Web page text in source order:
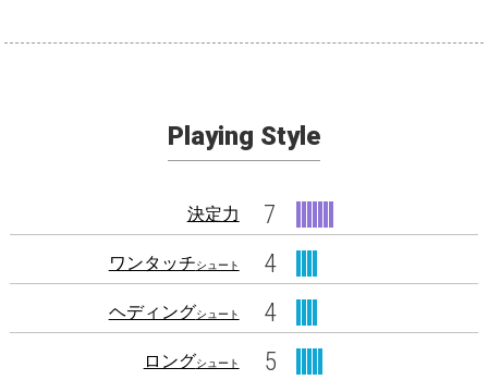
Playing Style
決定力 7
ワンタッチシュート 4
ヘディングシュート 4
ロングシュート 5